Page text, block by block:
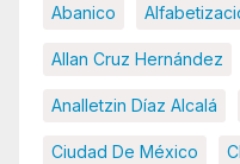
Abanico
Allan Cruz Hernández
Analletzin Díaz Alcalá
Ciudad De México